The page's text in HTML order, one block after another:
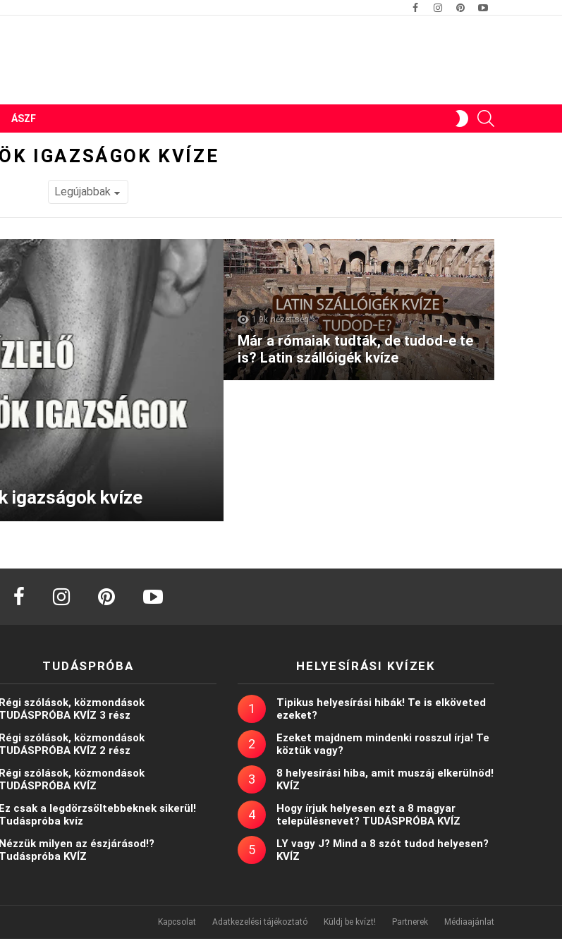
ÁSZF
SWITCH
IGAZSÁGOK KVÍZE
igazságok kvíze
1.9k nézettség
Már a rómaiak tudták, de tudod-e te
is? Latin szállóigék kvíze
facebook instagram
TUDÁSPRÓBA
Régi szólások, közmondások
TUDÁSPRÓBA KVÍZ 3 rész
Régi szólások, közmondások
TUDÁSPRÓBA KVÍZ 2 rész
Régi szólások, közmondások
TUDÁSPRÓBA KVÍZ
Ez csak a legdörzsöltebbeknek sikerül!
Tudáspróba kvíz
Nézzük milyen az észjárásod!?
Tudáspróba KVÍZ
HELYESÍRÁSI KVÍZEK
Tipikus helyesírási hibák! Te is elköveted
ezeket?
Ezeket majdnem mindenki rosszul írja! Te
köztük vagy?
8 helyesírási hiba, amit muszáj elkerülnöd!
KVÍZ
Hogy írjuk helyesen ezt a 8 magyar
településnevet? TUDÁSPRÓBA KVÍZ
LY vagy J? Mind a 8 szót tudod helyesen?
KVÍZ
Kapcsolat Adatkezelési tájékoztató Küldj be kvízt! Partnerek Médiaajánlat